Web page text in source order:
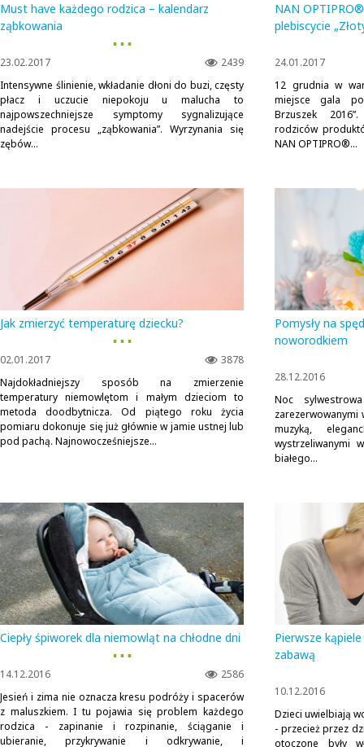
Must have każdego rodzica – kalendarz
ząbkowania
▪ ▪ ▪
2439
23.02.2017
Intensywne ślinienie, wkładanie dłoni do buzi, częsty
płacz i uczucie niepokoju u malucha to
najpowszechniejsze symptomy sygnalizujące
nadejście procesu „ząbkowania”. Wyrzynania się
zębów...
NAN
plebiscycie
24.01.2017
12 grudnia w
miejsce gala
Brzuszek
rodziców
NAN OPTIPRO®...
Jak zmierzyć temperaturę dziecku?
▪ ▪ ▪
3878
02.01.2017
Najdokładniejszy sposób na zmierzenie
temperatury niemowlętom i małym dzieciom to
metoda doodbytnicza. Od piątego roku życia
pomiaru dokonuje się już głównie w jamie ustnej lub
pod pachą. Najnowocześniejsze...
Pomysły na
noworodkiem
28.12.2016
Noc
zarezerwowanymi
muzyką,
wystrzeliwanymi
białego...
Ciepły śpiworek dla niemowląt na chłodne dni
▪ ▪ ▪
2586
14.12.2016
Jesień i zima nie oznacza kresu podróży i spacerów
z maluszkiem. I tu pojawia się problem każdego
rodzica - zapinanie i rozpinanie, ściąganie i
ubieranie, przykrywanie i odkrywanie, i
Pierwsze
zabawą
10.12.2016
Dzieci uwielbiają
- przecież przez
otoczone były